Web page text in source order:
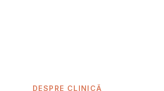
DESPRE CLINICĂ